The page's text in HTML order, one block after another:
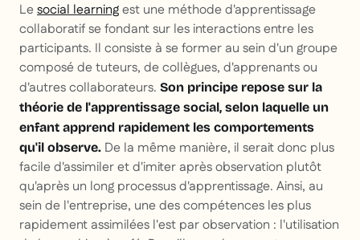
Lesocial learningest une méthode d'apprentissage
collaboratif se fondant sur les interactions entre les
participants. Il consiste à se former au sein d'un groupe
composé de tuteurs, de collègues, d'apprenants ou
d'autres collaborateurs. Son principe repose sur la
théorie de l'apprentissage social, selon laquelle un
enfant apprend rapidement les comportements
qu'il observe. De la même manière, il serait donc plus
facile d'assimiler et d'imiter après observation plutôt
qu'après un long processus d'apprentissage. Ainsi, au
sein de l'entreprise, une des compétences les plus
rapidement assimilées l'est par observation : l'utilisation